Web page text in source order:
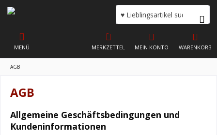
WARENKORB
MERKZETTEL MEIN KONTO
MENÜ
AGB
AGB
Allgemeine Geschäftsbedingungen und
Kundeninformationen